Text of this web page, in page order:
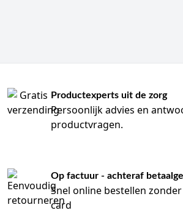
Productexperts uit de zorg
Persoonlijk advies en
productvragen.
Op factuur - achteraf
Snel online bestellen
card